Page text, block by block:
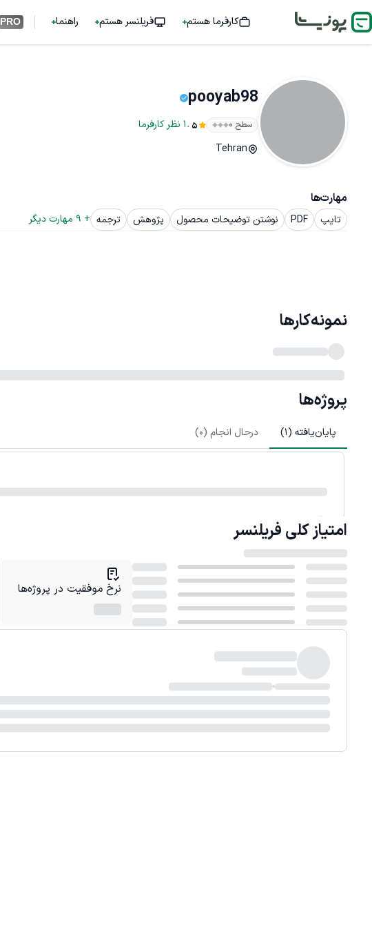
کارفرما هستم فریلنسر هستم راهنما PRO
pooyab98
سطح ۰ 5
.
1 نظر کارفرما
Tehran
مهارت‌ها
تایپ PDF نوشتن توضیحات محصول پژوهش ترجمه +
9 مهارت دیگر
نمونه‌کارها
پروژه‌ها
پایان‌یافته (1
) درحال انجام (0
)
امتیاز کلی فریلنسر
نرخ موفقیت در پروژه‌ها